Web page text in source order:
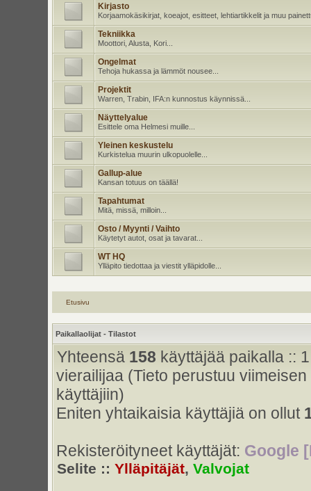
Kirjasto
Korjaamokäsikirjat, koeajot, esitteet, lehtiartikkelit ja muu
Tekniikka
Moottori, Alusta, Kori...
Ongelmat
Tehoja hukassa ja lämmöt nousee...
Projektit
Warren, Trabin, IFA:n kunnostus käynnissä...
Näyttelyalue
Esittele oma Helmesi muille...
Yleinen keskustelu
Kurkistelua muurin ulkopuolelle...
Gallup-alue
Kansan totuus on täällä!
Tapahtumat
Mitä, missä, milloin...
Osto / Myynti / Vaihto
Käytetyt autot, osat ja tavarat...
WT HQ
Ylläpito tiedottaa ja viestit ylläpidolle...
Etusivu
Paikallaolijat - Tilastot
Yhteensä 158 käyttäjää paikalla ::
vierailijaa (Tieto perustuu
käyttäjiin)
Eniten yhtaikaisia käyttäjiä on ollut
Rekisteröityneet käyttäjät: Google
Selite :: Ylläpitäjät, Valvojat